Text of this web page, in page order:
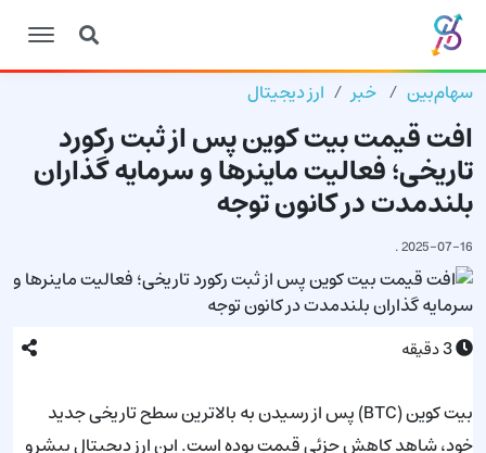
سهام‌بین خبر ارز دیجیتال
افت قیمت بیت کوین پس از ثبت رکورد
تاریخی؛ فعالیت ماینرها و سرمایه گذاران
بلندمدت در کانون توجه
2025-07-16
.
3دقیقه
بیت کوین (BTC) پس از رسیدن به بالاترین سطح تاریخی جدید
خود، شاهد کاهش جزئی قیمت بوده است. این ارز دیجیتال پیشرو